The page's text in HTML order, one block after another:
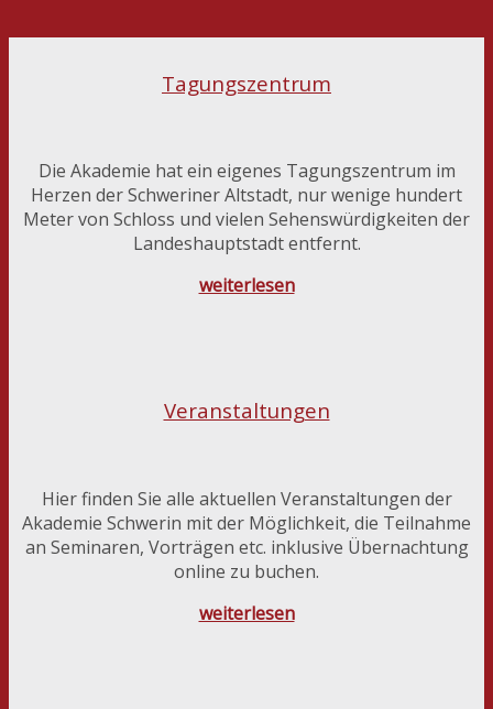
Tagungszentrum
Die Akademie hat ein eigenes Tagungszentrum im
Herzen der Schweriner Altstadt, nur wenige hundert
Meter von Schloss und vielen Sehenswürdigkeiten der
Landeshauptstadt entfernt.
weiterlesen
Veranstaltungen
Hier finden Sie alle aktuellen Veranstaltungen der
Akademie Schwerin mit der Möglichkeit, die Teilnahme
an Seminaren, Vorträgen etc. inklusive Übernachtung
online zu buchen.
weiterlesen